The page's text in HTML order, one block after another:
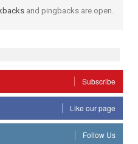
and pingbacks are open.
Subscribe
Like our page
Follow Us